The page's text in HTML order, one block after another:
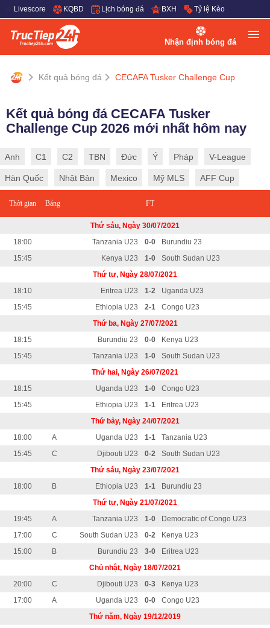
Livescore KQBD Lịch bóng đá BXH Tỷ lệ Kèo
Nhận định bóng đá
Kết quả bóng đá CECAFA Tusker Challenge Cup
Kết quả bóng đá CECAFA Tusker
Challenge Cup 2026 mới nhất hôm nay
Anh C1 C2 TBN Đức Ý Pháp V-League
Hàn Quốc Nhật Bản Mexico Mỹ MLS AFF Cup
Thời gian Bảng FT
Thứ sáu, Ngày 30/07/2021
18:00
Tanzania U23 0-0
Burundiu 23
15:45
Kenya U23 1-0
South Sudan U23
Thứ tư, Ngày 28/07/2021
18:10
Eritrea U23 1-2
Uganda U23
15:45
Ethiopia U23 2-1
Congo U23
Thứ ba, Ngày 27/07/2021
18:15
Burundiu 23 0-0
Kenya U23
15:45
Tanzania U23 1-0
South Sudan U23
Thứ hai, Ngày 26/07/2021
18:15
Uganda U23 1-0
Congo U23
15:45
Ethiopia U23 1-1
Eritrea U23
Thứ bảy, Ngày 24/07/2021
18:00
A Uganda U23 1-1
Tanzania U23
15:45
C Djibouti U23 0-2
South Sudan U23
Thứ sáu, Ngày 23/07/2021
18:00
B Ethiopia U23 1-1
Burundiu 23
Thứ tư, Ngày 21/07/2021
19:45
A Tanzania U23 1-0
Democratic of Congo U23
17:00
C South Sudan U23 0-2
Kenya U23
15:00
B Burundiu 23 3-0
Eritrea U23
Chủ nhật, Ngày 18/07/2021
20:00
C Djibouti U23 0-3
Kenya U23
17:00
A Uganda U23 0-0
Congo U23
Thứ năm, Ngày 19/12/2019